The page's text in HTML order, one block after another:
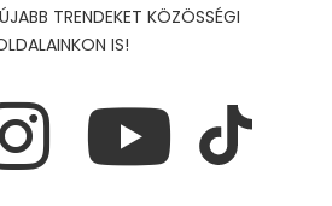
TRENDEKET KÖZÖSSÉGI
IS!